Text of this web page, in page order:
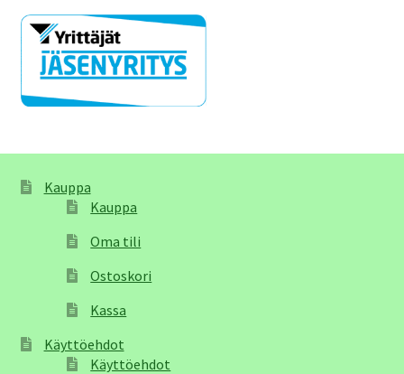
Kauppa
Kauppa
Oma tili
Ostoskori
Kassa
Käyttöehdot
Käyttöehdot